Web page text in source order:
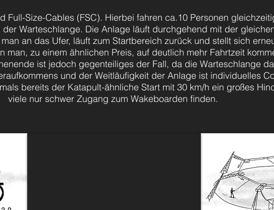
Full-Size-Cables (FSC). Hierbei fahren ca.10 Personen
Warteschlange. Die Anlage läuft durchgehend mit der
an das Ufer, läuft zum Startbereich zurück und stellt sich
man, zu einem ähnlichen Preis, auf deutlich mehr Fahrtzeit
ist jedoch gegenteiliges der Fall, da die Warteschlange
und der Weitläufigkeit der Anlage ist individuelles
bereits der Katapult-ähnliche Startmit 30 km/h ein großes
viele nur schwer Zugang zum Wakeboarden finden.